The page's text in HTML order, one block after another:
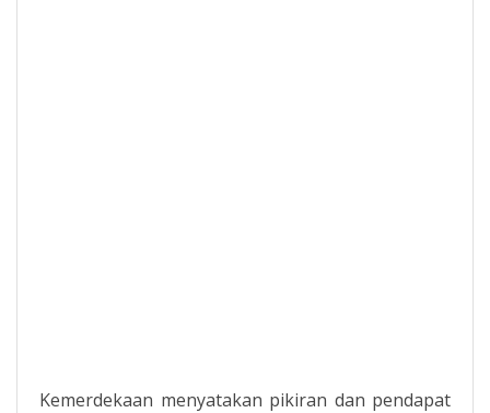
Kemerdekaan menyatakan pikiran dan pendapat